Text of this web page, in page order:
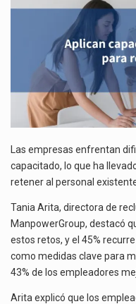
Las empresas enfrentan
capacitado, lo que ha
retener al personal
Tania Arita, directora de
ManpowerGroup, destacó
estos retos, y el 45%
como medidas clave para
43% de los empleadores
Arita explicó que los